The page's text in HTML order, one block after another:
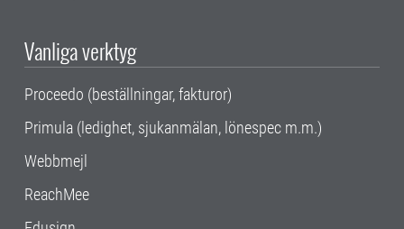
Vanliga verktyg
Proceedo (beställningar, fakturor)
Primula (ledighet, sjukanmälan, lönespec m.m.)
Webbmejl
ReachMee